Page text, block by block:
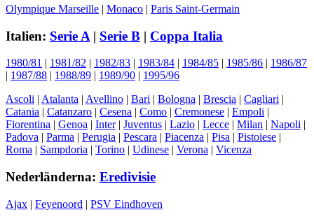
Olympique Marseille | Monaco | Paris Saint-Germain
Italien: Serie A | Serie B | Coppa Italia
1980/81 | 1981/82 | 1982/83 | 1983/84 | 1984/85 | 1985/86 | 1986/87
| 1987/88 | 1988/89 | 1989/90 | 1995/96
Ascoli | Atalanta | Avellino | Bari | Bologna | Brescia | Cagliari |
Catania | Catanzaro | Cesena | Como | Cremonese | Empoli |
Fiorentina | Genoa | Inter| Juventus | Lazio | Lecce | Milan | Napoli |
Padova | Parma | Perugia | Pescara | Piacenza | Pisa | Pistoiese |
Roma | Sampdoria | Torino | Udinese | Verona | Vicenza
Nederländerna: Eredivisie
Ajax | Feyenoord | PSV Eindhoven